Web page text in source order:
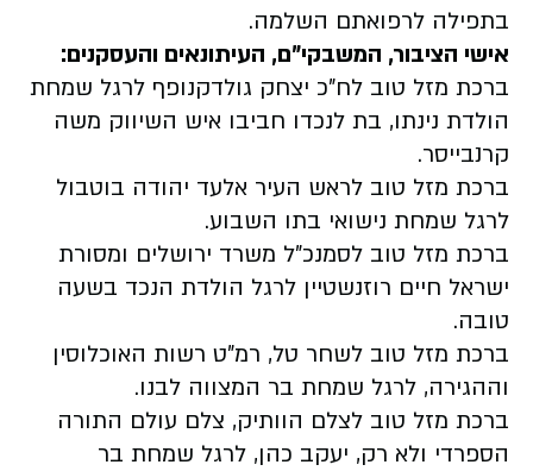
בתפילה לרפואתם השלמה.
אישי הציבור, המשבקי"ם, העיתונאים והעסקנים:
ברכת מזל טוב לח"כ יצחק גולדקנופף לרגל שמחת
הולדת נינתו, בת לנכדו חביבו איש השיווק משה
קרנבייסר.
ברכת מזל טוב לראש העיר אלעד יהודה בוטבול
לרגל שמחת נישואי בתו השבוע.
ברכת מזל טוב לסמנכ"ל משרד ירושלים ומסורת
ישראל חיים רוזנשטיין לרגל הולדת הנכד בשעה
טובה.
ברכת מזל טוב לשחר טל, רמ"ט רשות האוכלוסין
וההגירה, לרגל שמחת בר המצווה לבנו.
ברכת מזל טוב לצלם הוותיק, צלם עולם התורה
הספרדי ולא רק, יעקב כהן, לרגל שמחת בר